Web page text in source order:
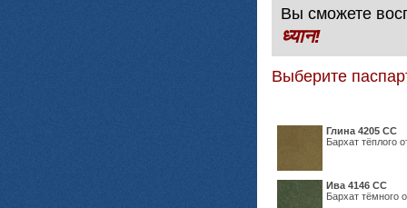
Вы сможете
ध्यान!
Выберите
Глина 4205 СС
Бархат тёплого
Ива 4146 СС
Бархат тёмного